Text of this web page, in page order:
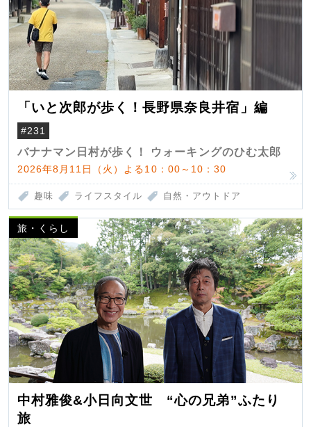
「いと次郎が歩く！長野県奈良井宿」編
#231
バナナマン日村が歩く！ ウォーキングのひむ太郎
2026年8月11日（火）よる10：00～10：30
趣味 ライフスタイル 自然・アウトドア
旅・くらし
中村雅俊&小日向文世 “心の兄弟”ふたり
旅